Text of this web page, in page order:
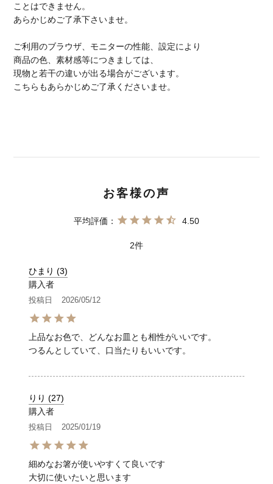
ことはできません。
あらかじめご了承下さいませ。
ご利用のブラウザ、モニターの性能、設定により
商品の色、素材感等につきましては、
現物と若干の違いが出る場合がございます。
こちらもあらかじめご了承くださいませ。
4.50
2
ひまり
3
購入者
投稿日 2026/05/12
上品なお色で、どんなお皿とも相性がいいです。
つるんとしていて、口当たりもいいです。
りり
27
購入者
投稿日 2025/01/19
細めなお箸が使いやすくて良いです